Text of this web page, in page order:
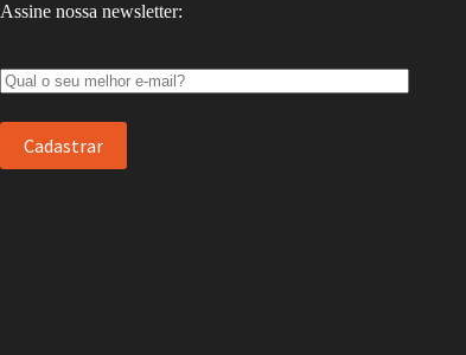
Assine nossa newsletter: